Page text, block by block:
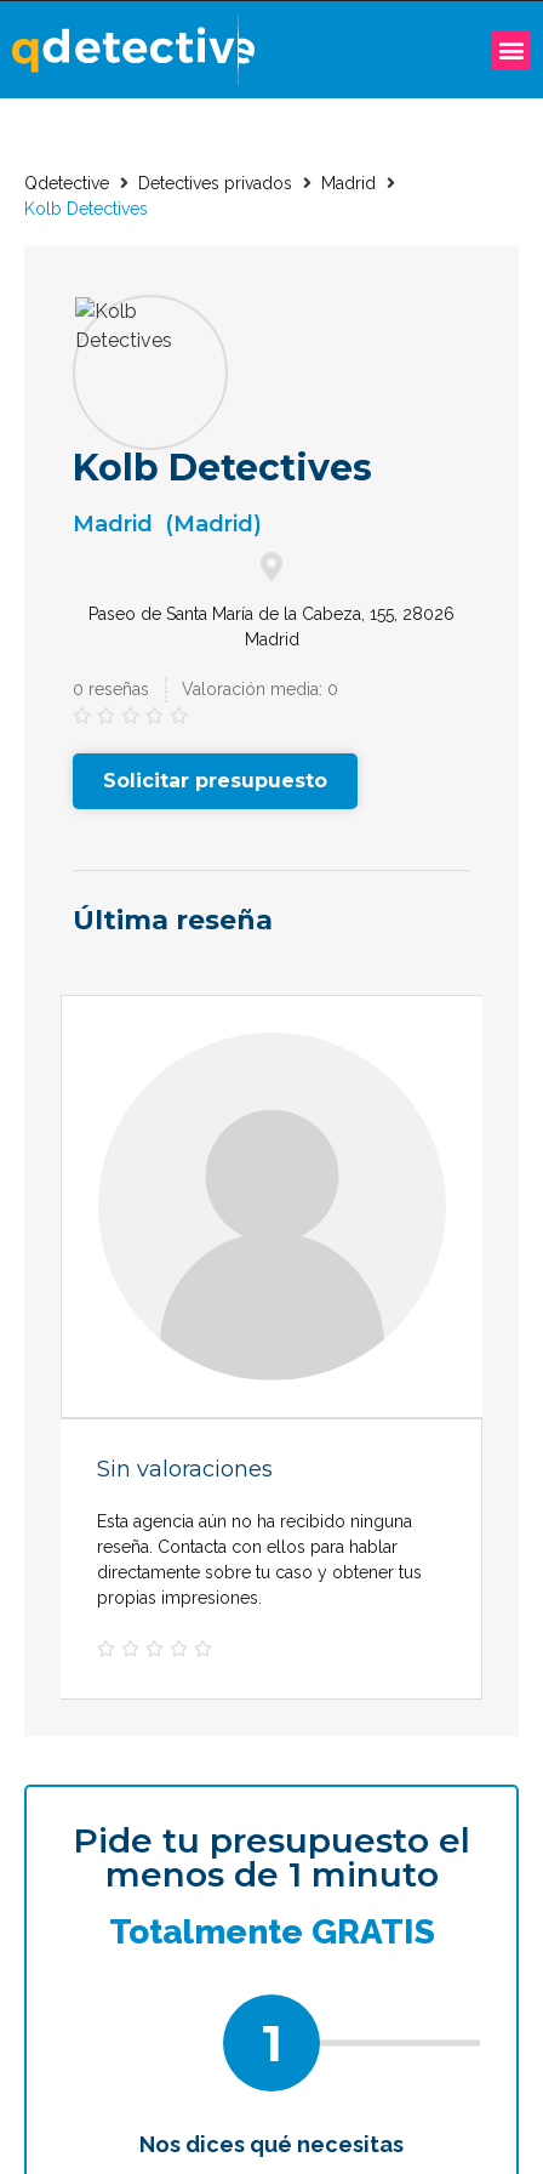
Qdetective Detectives privados
Madrid
Kolb Detectives
Kolb Detectives
Madrid (Madrid)
Paseo de Santa María de la Cabeza, 155, 28026
Madrid
0 reseñas Valoración media: 0
    
Solicitar presupuesto
Última reseña
Sin valoraciones
Esta agencia aún no ha recibido ninguna
reseña. Contacta con ellos para hablar
directamente sobre tu caso y obtener tus
propias impresiones.
    
Pide tu presupuesto el
menos de 1 minuto
Totalmente GRATIS
1
Nos dices qué necesitas